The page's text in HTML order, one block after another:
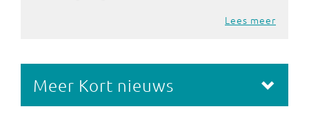
Lees meer
Meer Kort nieuws